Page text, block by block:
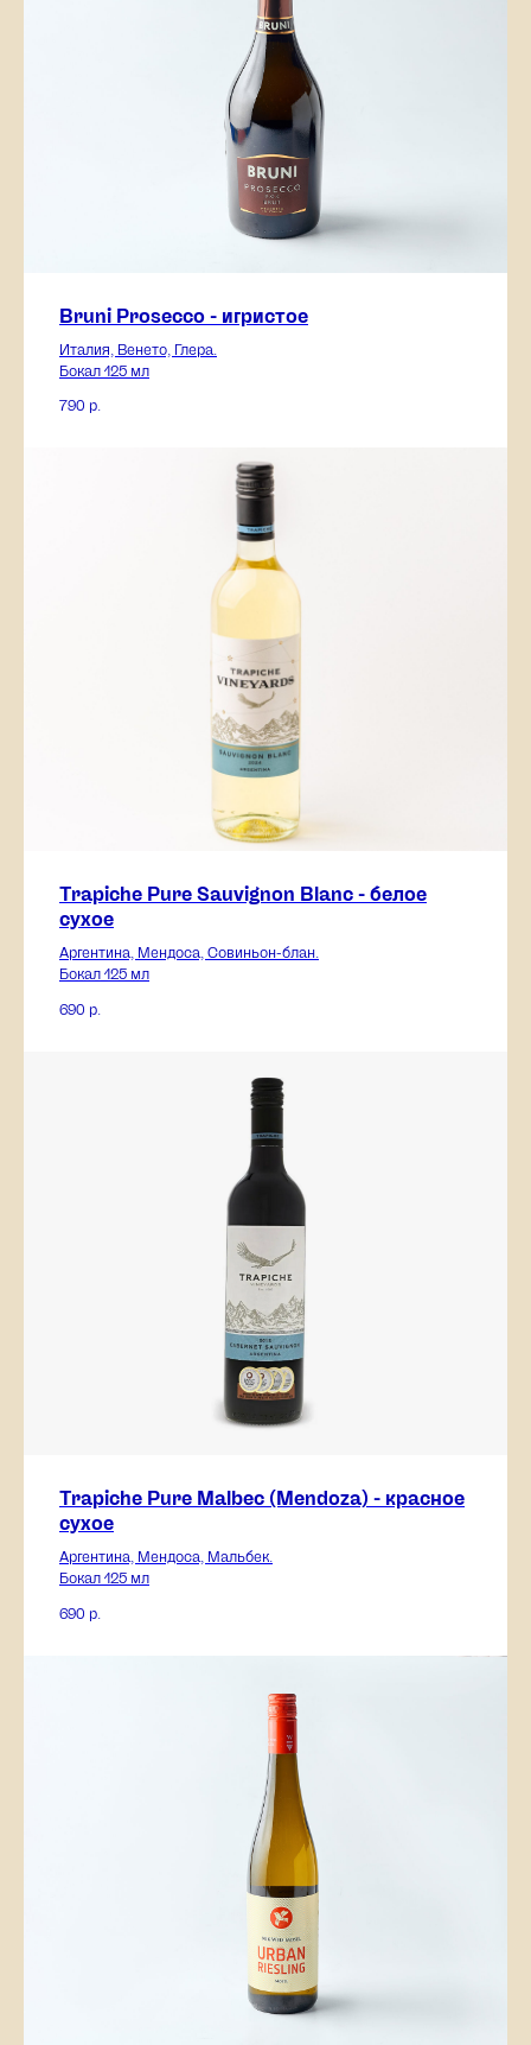
Bruni Prosecco - игристое
Италия, Венето, Глера.
Бокал 125 мл
790 р.
Trapiche Pure Sauvignon Blanc - белое
сухое
Аргентина, Мендоса, Совиньон-блан.
Бокал 125 мл
690 р.
Trapiche Pure Malbec (Mendoza) - красное
сухое
Аргентина, Мендоса, Мальбек.
Бокал 125 мл
690 р.